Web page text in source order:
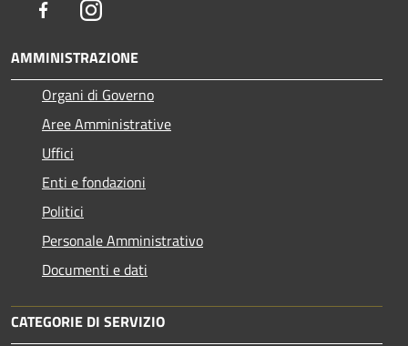
FacebookInstagram
AMMINISTRAZIONE
Organi di Governo
Aree Amministrative
Uffici
Enti e fondazioni
Politici
Personale Amministrativo
Documenti e dati
CATEGORIE DI SERVIZIO